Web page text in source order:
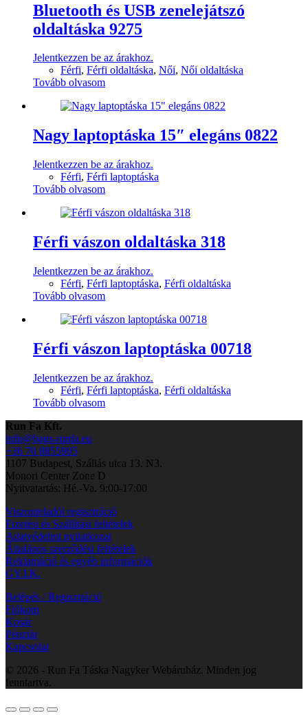
Bluetooth és USB zenelejátszó
oldaltáska 9275
Jelentkezzen be az árakhoz.
Férfi, Férfi oldaltáska, Női, Női oldaltáska
Tovább olvasom
Nagy laptoptáska 15″ elegáns 0822
Jelentkezzen be az árakhoz.
Férfi, Férfi laptoptáska
Tovább olvasom
Férfi vászon oldaltáska 318
Jelentkezzen be az árakhoz.
Férfi, Férfi laptoptáska, Férfi oldaltáska
Tovább olvasom
Férfi vászon laptoptáska 00718
Jelentkezzen be az árakhoz.
Férfi, Férfi laptoptáska, Férfi oldaltáska
Tovább olvasom
Run Fa Kft.
info@bags-runfa.eu
+36 70 8855905
1107 Budapest, Szállás utca 13. N3.
Monori Center Zone D
Nyitvatartás: Hé.-Va. 9:00-17:00
Viszonteladói regisztráció
Fizetési és Szállítási feltételek
Adatvédelmi nyilatkozat
Általános szerződési feltételek
Reklamáció és egyéb információk
GY.I.K.
Belépés / Regisztráció
Fiókom
Kosár
Pénztár
Kapcsolat
© 2026 - Run Fa Táska Nagyker Webáruház. Minden jog
fenntartva.